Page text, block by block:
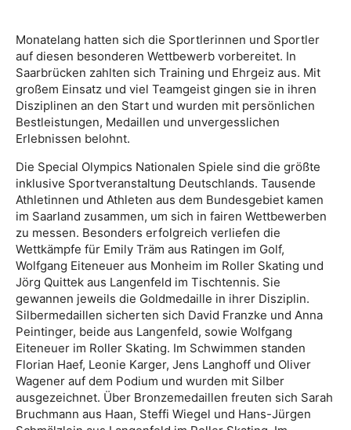
Monatelang hatten sich die Sportlerinnen und Sportler
auf diesen besonderen Wettbewerb vorbereitet. In
Saarbrücken zahlten sich Training und Ehrgeiz aus. Mit
großem Einsatz und viel Teamgeist gingen sie in ihren
Disziplinen an den Start und wurden mit persönlichen
Bestleistungen, Medaillen und unvergesslichen
Erlebnissen belohnt.
Die Special Olympics Nationalen Spiele sind die größte
inklusive Sportveranstaltung Deutschlands. Tausende
Athletinnen und Athleten aus dem Bundesgebiet kamen
im Saarland zusammen, um sich in fairen Wettbewerben
zu messen. Besonders erfolgreich verliefen die
Wettkämpfe für Emily Träm aus Ratingen im Golf,
Wolfgang Eiteneuer aus Monheim im Roller Skating und
Jörg Quittek aus Langenfeld im Tischtennis. Sie
gewannen jeweils die Goldmedaille in ihrer Disziplin.
Silbermedaillen sicherten sich David Franzke und Anna
Peintinger, beide aus Langenfeld, sowie Wolfgang
Eiteneuer im Roller Skating. Im Schwimmen standen
Florian Haef, Leonie Karger, Jens Langhoff und Oliver
Wagener auf dem Podium und wurden mit Silber
ausgezeichnet. Über Bronzemedaillen freuten sich Sarah
Bruchmann aus Haan, Steffi Wiegel und Hans-Jürgen